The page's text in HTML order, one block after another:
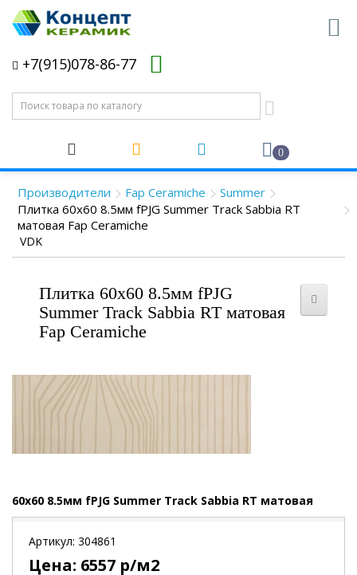
+7(915)078-86-77
0
Производители Fap Ceramiche
Summer
Плитка 60x60 8.5мм fPJG Summer Track Sabbia RT
матовая Fap Ceramiche
VDK
Плитка 60x60 8.5мм fPJG
Summer Track Sabbia RT матовая
Fap Ceramiche
60x60 8.5мм fPJG Summer Track Sabbia RT матовая
Артикул: 304861
Цена: 6557 р/м2